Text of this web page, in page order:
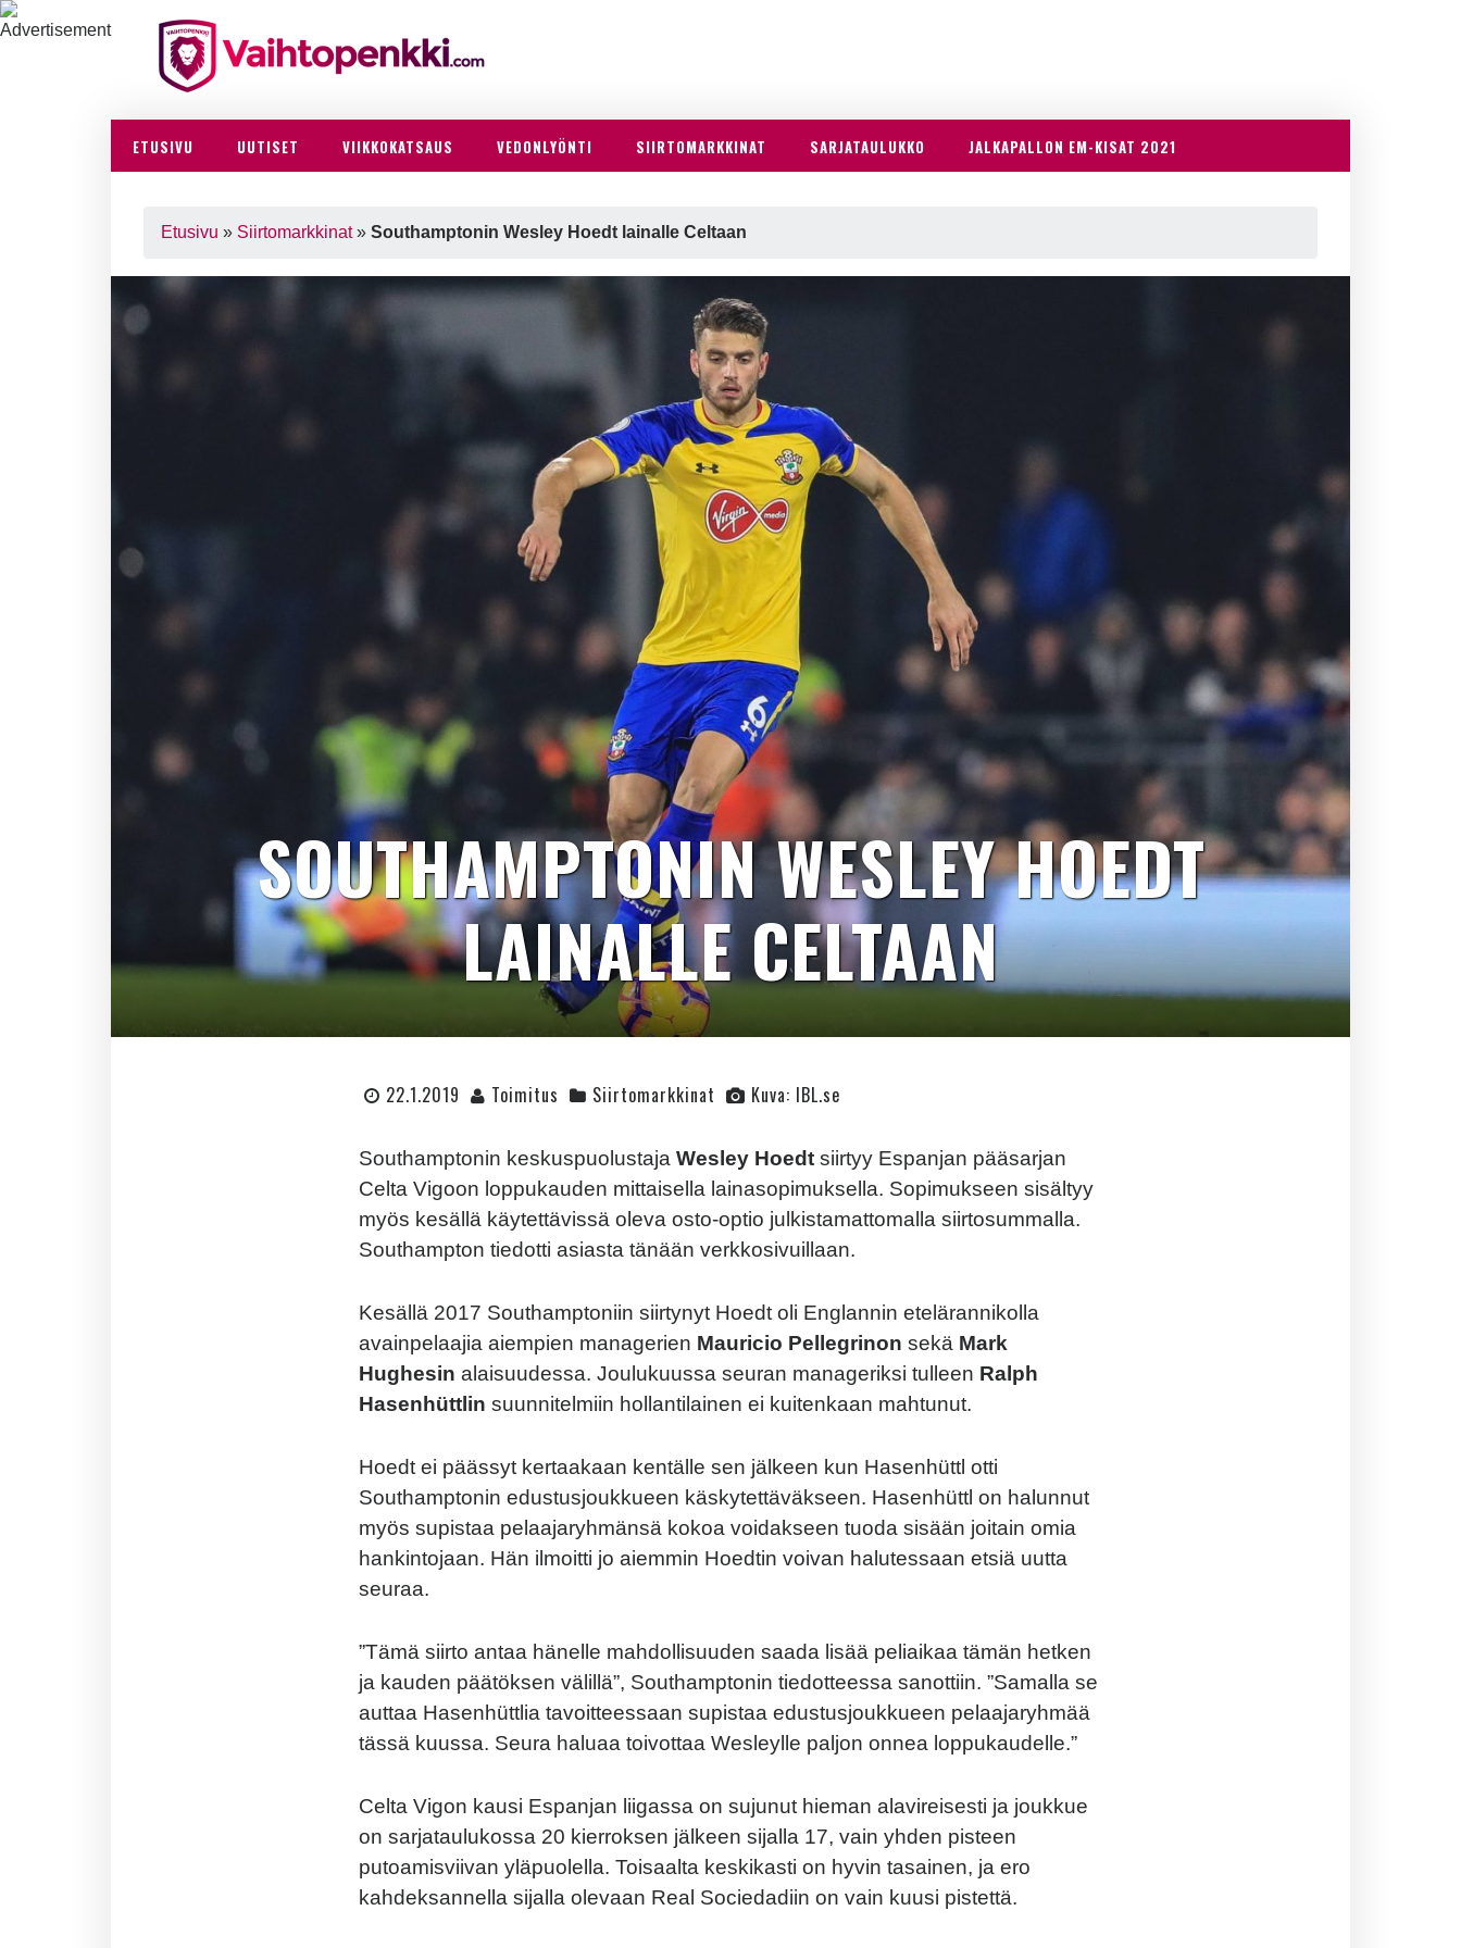
ETUSIVU UUTISET VIIKKOKATSAUS VEDONLYÖNTI SIIRTOMARKKINAT SARJATAULUKKO JALKAPALLON EM-KISAT 2021
Etusivu » Siirtomarkkinat» Southamptonin Wesley Hoedt lainalle Celtaan
SOUTHAMPTONIN WESLEY HOEDT
LAINALLE CELTAAN
22.1.2019 Toimitus Siirtomarkkinat Kuva: IBL.se
Southamptonin keskuspuolustaja Wesley Hoedt siirtyy Espanjan pääsarjan
Celta Vigoon loppukauden mittaisella lainasopimuksella. Sopimukseen sisältyy
myös kesällä käytettävissä oleva osto-optio julkistamattomalla siirtosummalla.
Southampton tiedotti asiasta tänään verkkosivuillaan.
Kesällä 2017 Southamptoniin siirtynyt Hoedt oli Englannin etelärannikolla
avainpelaajia aiempien managerien Mauricio Pellegrinon sekä Mark
Hughesin alaisuudessa. Joulukuussa seuran manageriksi tulleen Ralph
Hasenhüttlin suunnitelmiin hollantilainen ei kuitenkaan mahtunut.
Hoedt ei päässyt kertaakaan kentälle sen jälkeen kun Hasenhüttl otti
Southamptonin edustusjoukkueen käskytettäväkseen. Hasenhüttl on halunnut
myös supistaa pelaajaryhmänsä kokoa voidakseen tuoda sisään joitain omia
hankintojaan. Hän ilmoitti jo aiemmin Hoedtin voivan halutessaan etsiä uutta
seuraa.
”Tämä siirto antaa hänelle mahdollisuuden saada lisää peliaikaa tämän hetken
ja kauden päätöksen välillä”, Southamptonin tiedotteessa sanottiin. ”Samalla se
auttaa Hasenhüttlia tavoitteessaan supistaa edustusjoukkueen pelaajaryhmää
tässä kuussa. Seura haluaa toivottaa Wesleylle paljon onnea loppukaudelle.”
Celta Vigon kausi Espanjan liigassa on sujunut hieman alavireisesti ja joukkue
on sarjataulukossa 20 kierroksen jälkeen sijalla 17, vain yhden pisteen
putoamisviivan yläpuolella. Toisaalta keskikasti on hyvin tasainen, ja ero
kahdeksannella sijalla olevaan Real Sociedadiin on vain kuusi pistettä.